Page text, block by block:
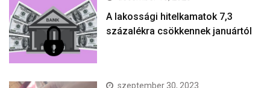
A lakossági hitelkamatok 7,3
százalékra csökkennek januártól
szeptember 30, 2023